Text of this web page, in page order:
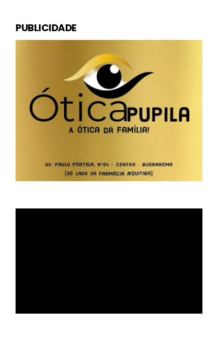
PUBLICIDADE